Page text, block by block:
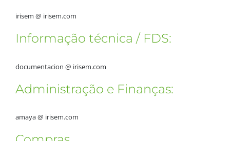
irisem @ irisem.com
Informação técnica / FDS:
documentacion @ irisem.com
Administração e Finanças:
amaya @ irisem.com